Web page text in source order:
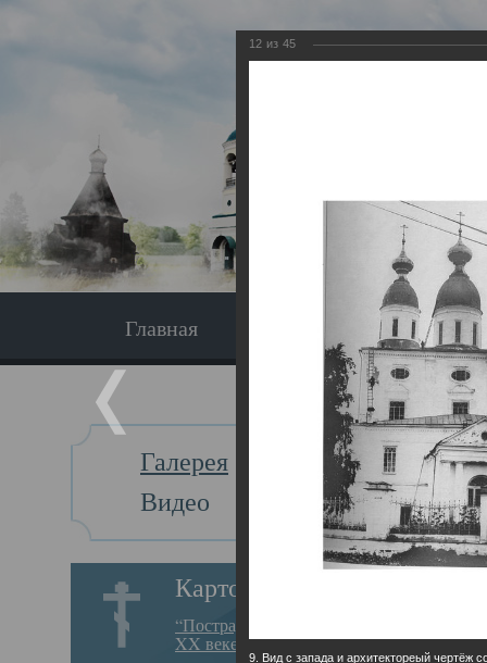
Главная Экскурсия
Галерея
Видео
Картотека
“Пострадавшие за веру в
XX веке на Севере”
Главная
12 из 45
9. Вид с запада и архитектореый чертёж